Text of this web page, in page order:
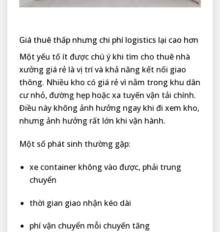
Giá thuê thấp nhưng chi phí logistics lại cao hơn
Một yếu tố ít được chú ý khi tìm cho thuê nhà
xưởng giá rẻ là vị trí và khả năng kết nối giao
thông. Nhiều kho có giá rẻ vì nằm trong khu dân
cư nhỏ, đường hẹp hoặc xa tuyến vận tải chính.
Điều này không ảnh hưởng ngay khi đi xem kho,
nhưng ảnh hưởng rất lớn khi vận hành.
Một số phát sinh thường gặp:
xe container không vào được, phải trung
chuyển
thời gian giao nhận kéo dài
phí vận chuyển mỗi chuyến tăng